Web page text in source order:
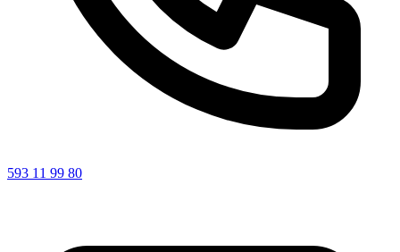
593 11 99 80